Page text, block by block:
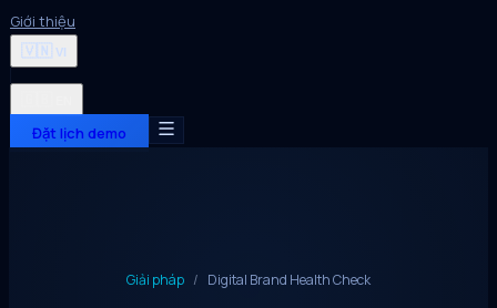
Giới thiệu
🇻🇳 VI
Đặt lịch demo
Giải pháp / Digital Brand Health Check